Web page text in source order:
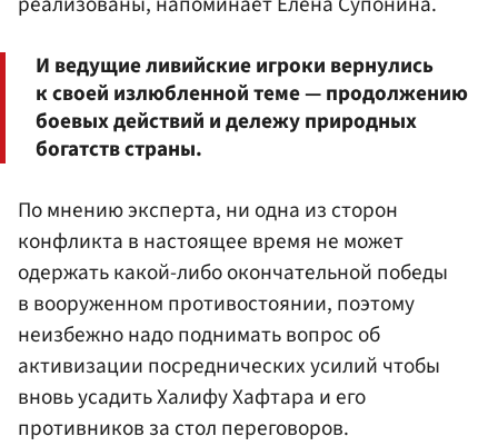
И ведущие ливийские игроки вернулись
к своей излюбленной теме — продолжению
боевых действий и дележу природных
богатств страны.
По мнению эксперта, ни одна из сторон
конфликта в настоящее время не может
одержать какой-либо окончательной победы
в вооруженном противостоянии, поэтому
неизбежно надо поднимать вопрос об
активизации посреднических усилий чтобы
вновь усадить Халифу Хафтара и его
противников за стол переговоров.